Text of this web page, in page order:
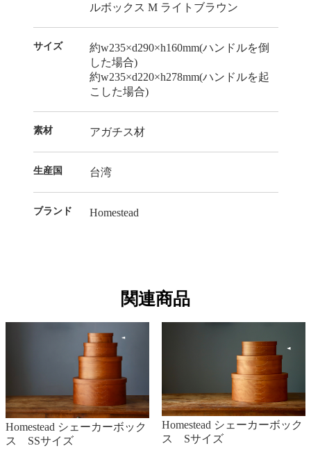
ルボックス M ライトブラウン
サイズ
約w235×d290×h160mm(ハンドルを倒
した場合)
約w235×d220×h278mm(ハンドルを起
こした場合)
素材 アガチス材
生産国 台湾
ブランド Homestead
関連商品
Homestead シェーカーボック
ス SSサイズ
Homestead シェーカーボック
ス Sサイズ